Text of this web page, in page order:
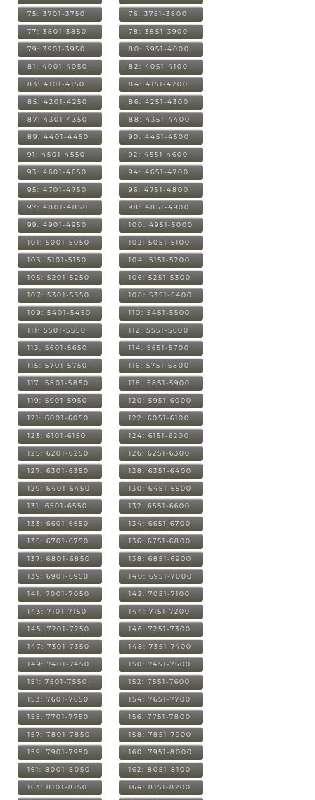
75: 3701-3750 76: 3751-3800
77: 3801-3850 78: 3851-3900
79: 3901-3950 80: 3951-4000
81: 4001-4050 82: 4051-4100
83: 4101-4150 84: 4151-4200
85: 4201-4250 86: 4251-4300
87: 4301-4350 88: 4351-4400
89: 4401-4450 90: 4451-4500
91: 4501-4550 92: 4551-4600
93: 4601-4650 94: 4651-4700
95: 4701-4750 96: 4751-4800
97: 4801-4850 98: 4851-4900
99: 4901-4950 100: 4951-5000
101: 5001-5050 102: 5051-5100
103: 5101-5150 104: 5151-5200
105: 5201-5250 106: 5251-5300
107: 5301-5350 108: 5351-5400
109: 5401-5450 110: 5451-5500
111: 5501-5550 112: 5551-5600
113: 5601-5650 114: 5651-5700
115: 5701-5750 116: 5751-5800
117: 5801-5850 118: 5851-5900
119: 5901-5950 120: 5951-6000
121: 6001-6050 122: 6051-6100
123: 6101-6150 124: 6151-6200
125: 6201-6250 126: 6251-6300
127: 6301-6350 128: 6351-6400
129: 6401-6450 130: 6451-6500
131: 6501-6550 132: 6551-6600
133: 6601-6650 134: 6651-6700
135: 6701-6750 136: 6751-6800
137: 6801-6850 138: 6851-6900
139: 6901-6950 140: 6951-7000
141: 7001-7050 142: 7051-7100
143: 7101-7150 144: 7151-7200
145: 7201-7250 146: 7251-7300
147: 7301-7350 148: 7351-7400
149: 7401-7450 150: 7451-7500
151: 7501-7550 152: 7551-7600
153: 7601-7650 154: 7651-7700
155: 7701-7750 156: 7751-7800
157: 7801-7850 158: 7851-7900
159: 7901-7950 160: 7951-8000
161: 8001-8050 162: 8051-8100
163: 8101-8150 164: 8151-8200